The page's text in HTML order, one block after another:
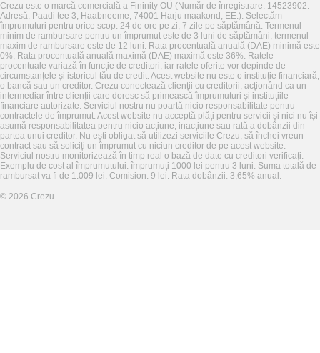
Crezu este o marcă comercială a Fininity OÜ (Număr de înregistrare: 14523902.
Adresă: Paadi tee 3, Haabneeme, 74001 Harju maakond, EE.). Selectăm
împrumuturi pentru orice scop. 24 de ore pe zi, 7 zile pe săptămână. Termenul
minim de rambursare pentru un împrumut este de 3 luni de săptămâni; termenul
maxim de rambursare este de 12 luni. Rata procentuală anuală (DAE) minimă este
0%; Rata procentuală anuală maximă (DAE) maximă este 36%. Ratele
procentuale variază în funcție de creditori, iar ratele oferite vor depinde de
circumstanțele și istoricul tău de credit. Acest website nu este o instituție financiară,
o bancă sau un creditor. Crezu conectează clienții cu creditorii, acționând ca un
intermediar între clienții care doresc să primească împrumuturi și instituțiile
financiare autorizate. Serviciul nostru nu poartă nicio responsabilitate pentru
contractele de împrumut. Acest website nu acceptă plăți pentru servicii și nici nu își
asumă responsabilitatea pentru nicio acțiune, inacțiune sau rată a dobânzii din
partea unui creditor. Nu ești obligat să utilizezi serviciile Crezu, să închei vreun
contract sau să soliciți un împrumut cu niciun creditor de pe acest website.
Serviciul nostru monitorizează în timp real o bază de date cu creditori verificați.
Exemplu de cost al împrumutului: împrumuți 1000 lei pentru 3 luni. Suma totală de
rambursat va fi de 1.009 lei. Comision: 9 lei. Rata dobânzii: 3,65% anual.
© 2026 Crezu